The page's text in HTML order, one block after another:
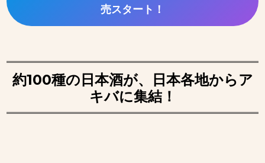
売スタート！
約100種の日本酒が、日本各地からア
キバに集結！